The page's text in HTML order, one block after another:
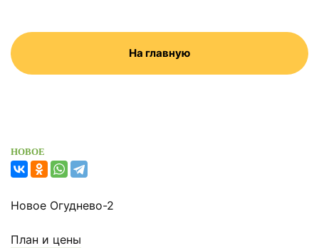
На главную
Новое Огуднево-2
План и цены